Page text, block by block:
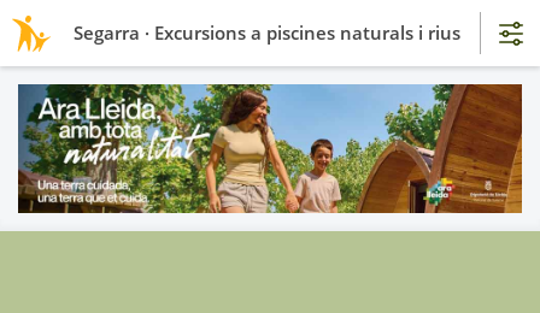
Segarra · Excursions a piscines naturals i rius